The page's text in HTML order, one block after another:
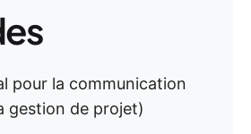
pour la communication
gestion de projet)